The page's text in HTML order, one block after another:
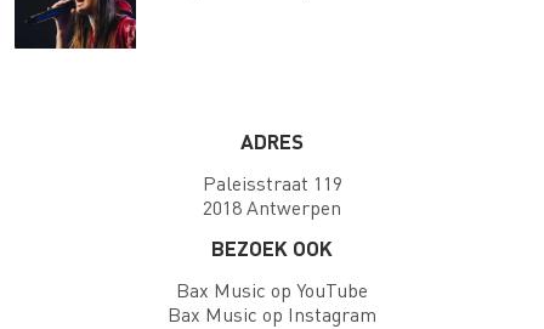
ADRES
Paleisstraat 119
2018 Antwerpen
BEZOEK OOK
Bax Music op YouTube
Bax Music op Instagram